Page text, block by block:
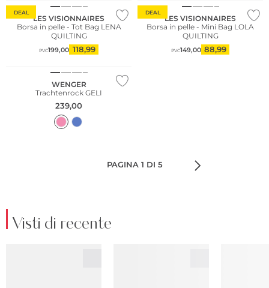
DEAL
LES VISIONNAIRES
Borsa in pelle - Tot Bag LENA
QUILTING
PVC199,00 118,99
DEAL
LES VISIONNAIRES
Borsa in pelle - Mini Bag LOLA
QUILTING
PVC149,00 88,99
WENGER
Trachtenrock GELI
239,00
PAGINA 1 DI 5
Visti di recente